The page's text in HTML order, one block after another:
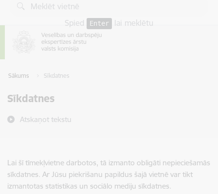
Pāriet uz lapas saturu
Spied
Enter lai meklētu
Sākums Sīkdatnes
Sīkdatnes
Atskaņot tekstu
Lai šī tīmekļvietne darbotos, tā izmanto obligāti nepieciešamās
sīkdatnes. Ar Jūsu piekrišanu papildus šajā vietnē var tikt
izmantotas statistikas un sociālo mediju sīkdatnes.